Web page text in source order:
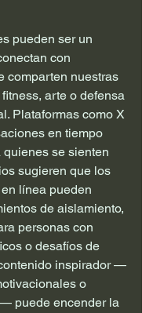
pueden ser un
con
comparten nuestras
arte o defensa
Plataformas como X
en tiempo
se sienten
sugieren que los
línea pueden
de aislamiento,
personas con
o desafíos de
inspirador —
o
puede encender la